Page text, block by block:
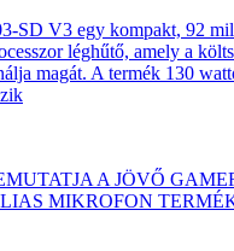
SD V3 egy kompakt, 92
léghűtő, amely a
magát. A termék 130
A JÖVŐ
MIKROFON